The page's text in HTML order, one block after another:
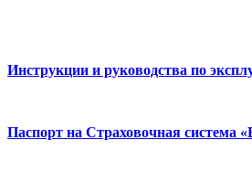
Инструкции и руководства по
Паспорт на Страховочная система